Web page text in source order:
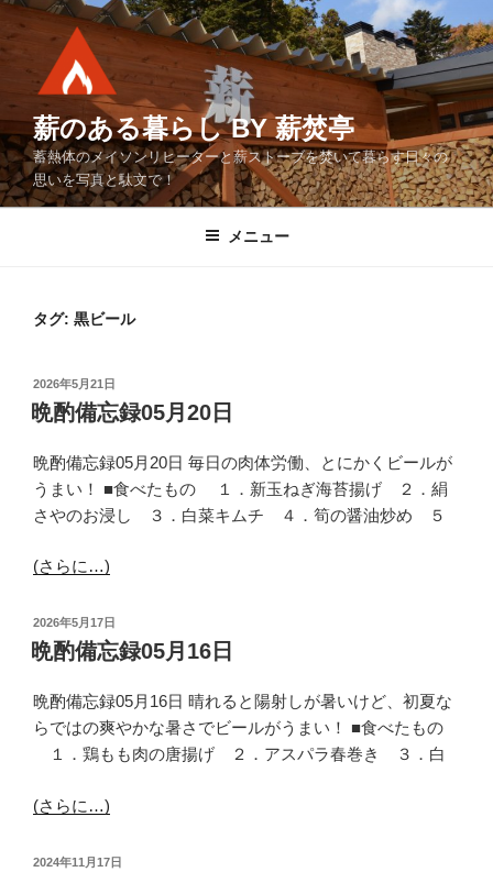
コ
ン
ツ
へ
ス
キ
薪のある暮らし BY 薪焚亭
蓄熱体のメイソンリヒーターと薪ストーブを焚いて暮らす日々の
思いを写真と駄文で！
メニュー
タグ: 黒ビール
投
稿
日:
2026年5月21日
晩酌備忘録05月20日
晩酌備忘録05月20日 毎日の肉体労働、とにかくビールが
うまい！ ■食べたもの １．新玉ねぎ海苔揚げ ２．絹
さやのお浸し ３．白菜キムチ ４．筍の醤油炒め ５
(さらに…)
投
稿
日:
2026年5月17日
晩酌備忘録05月16日
晩酌備忘録05月16日 晴れると陽射しが暑いけど、初夏な
らではの爽やかな暑さでビールがうまい！ ■食べたもの
１．鶏もも肉の唐揚げ ２．アスパラ春巻き ３．白
(さらに…)
投
2024年11月17日